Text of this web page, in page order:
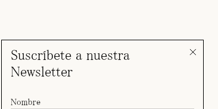
Suscríbete a nuestra
Newsletter